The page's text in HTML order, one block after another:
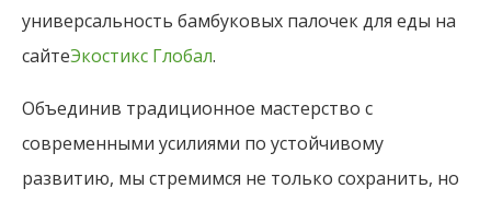
универсальность бамбуковых палочек для еды на
сайтеЭкостикс Глобал.
Объединив традиционное мастерство с
современными усилиями по устойчивому
развитию, мы стремимся не только сохранить, но